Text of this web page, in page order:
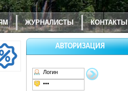
ЖУРНАЛИСТЫ КОНТАКТЫ
АВТОРИЗАЦИЯ